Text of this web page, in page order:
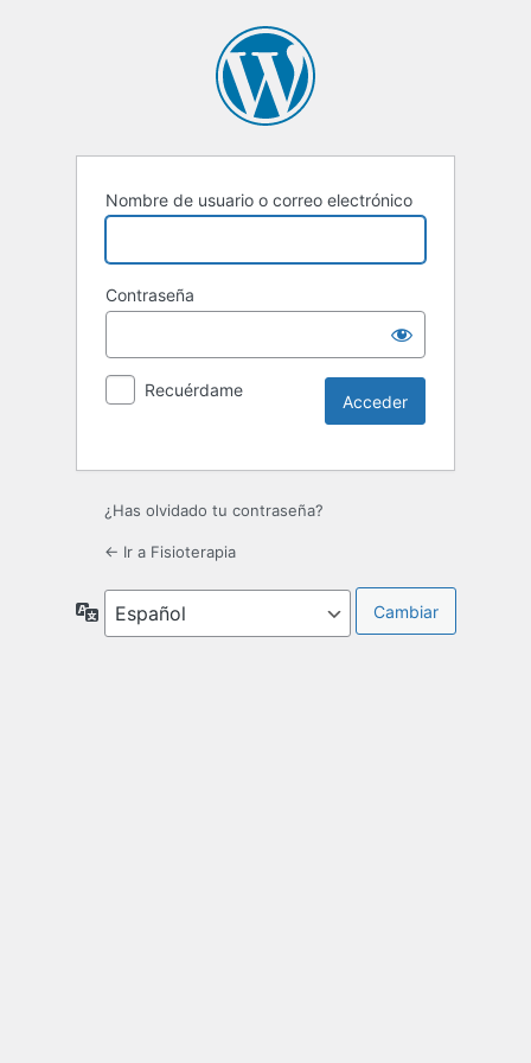
Nombre de usuario o correo electrónico
Contraseña
Recuérdame
¿Has olvidado tu contraseña?
← Ir a Fisioterapia
Idioma